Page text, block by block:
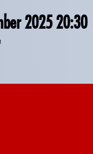
202520:30